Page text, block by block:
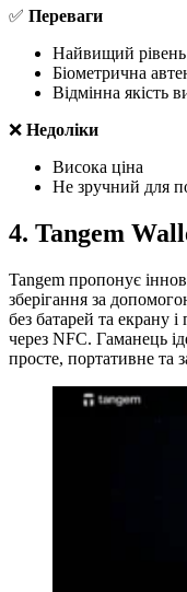
✅ Переваги
Найвищий
Біометрична
Відмінна якість
❌ Недоліки
Висока ціна
Не зручний для
4. Tangem
Tangem пропонує
зберігання за
без батарей та екрану
через NFC. Гаманець
просте, портативне та